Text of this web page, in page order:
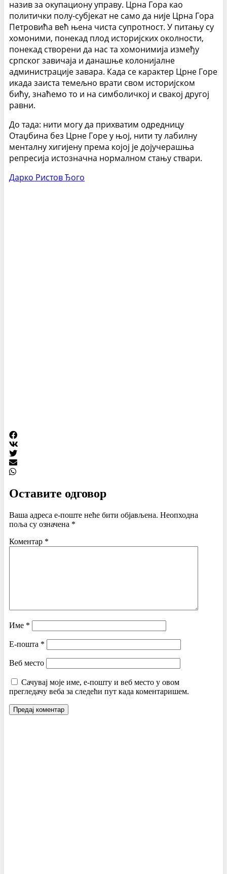
назив за окупациону управу. Црна Гора као
политички полу-субјекат не само да није Црна Гора
Петровића већ њена чиста супротност. У питању су
хомоними, понекад плод историјских околности,
понекад створени да нас та хомонимија између
српског завичаја и данашње колонијалне
администрације завара. Када се карактер Црне Горе
икада заиста темељно врати свом историјском
бићу, знаћемо то и на симболичкој и свакој другој
равни.
До тада: нити могу да прихватим одредницу
Отаџбина без Црне Горе у њој, нити ту лабилну
менталну хигијену према којој је дојучерашња
репресија истозначна нормалном стању ствари.
Дарко Ристов Ђого
Оставите одговор
Ваша адреса е-поште неће бити објављена. Неопходна
поља су означена *
Коментар *
Име *
Е-пошта *
Веб место
Сачувај моје име, е-пошту и веб место у овом
прегледачу веба за следећи пут када коментаришем.